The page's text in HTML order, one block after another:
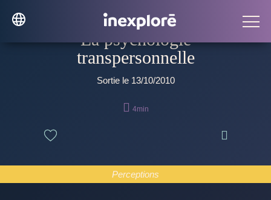
La psychologie
transpersonnelle
Sortie le 13/10/2010
 4min

Perceptions